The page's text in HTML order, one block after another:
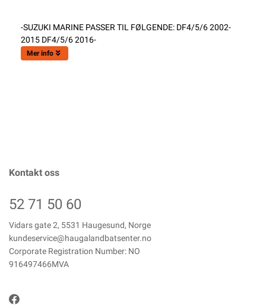
-SUZUKI MARINE PASSER TIL FØLGENDE: DF4/5/6 2002-
2015 DF4/5/6 2016-
Mer info
Kontakt oss
52 71 50 60
Vidars gate 2, 5531 Haugesund, Norge
kundeservice@haugalandbatsenter.no
Corporate Registration Number: NO
916497466MVA